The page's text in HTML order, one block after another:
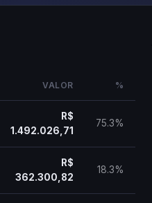
VALOR %
R$
1.492.026,71
75.3%
R$
362.300,82
18.3%